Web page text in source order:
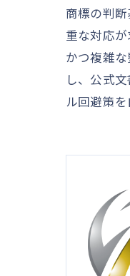
商標の判
重な対応
かつ複雑
し、公式
ル回避策